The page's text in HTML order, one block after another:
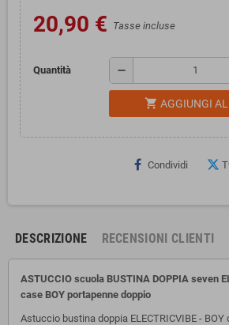
20,90 € Tasse incluse
Quantità remove
shopping_cart AGGIUNGI
Condividi
DESCRIZIONE RECENSIONI CLIENTI
ASTUCCIO scuola BUSTINA DOPPIA seven
case BOY portapenne doppio
Astuccio bustina doppia ELECTRICVIBE - BOY